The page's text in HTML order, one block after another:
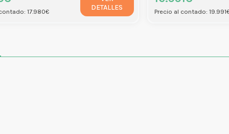
17.980€
DETALLES
Precio al contado: